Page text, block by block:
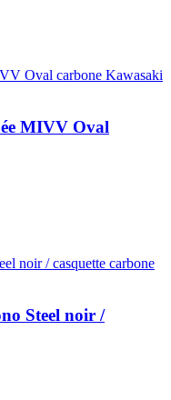
MIVV Oval
Steel noir /